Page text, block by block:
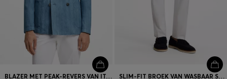
BLAZER MET PEAK-REVERS VAN ITALIAANSE KATOEN SLIM-FIT BROEK VAN WASBAAR STRETCHKATOEN